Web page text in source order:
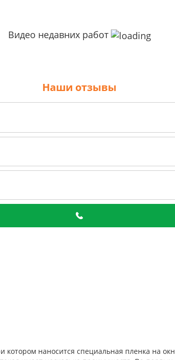
Видео недавних работ
Наши отзывы
котором наносится специальная пленка на